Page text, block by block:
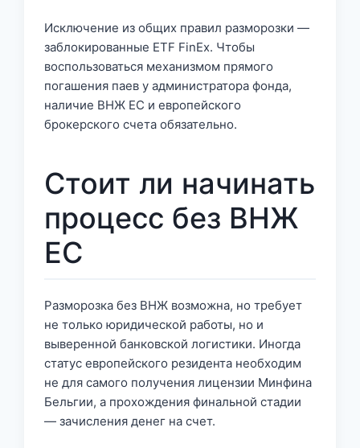
Исключение из общих правил разморозки —
заблокированные ETF FinEx. Чтобы
воспользоваться механизмом прямого
погашения паев у администратора фонда,
наличие ВНЖ ЕС и европейского
брокерского счета обязательно.
Стоит ли начинать
процесс без ВНЖ
ЕС
Разморозка без ВНЖ возможна, но требует
не только юридической работы, но и
выверенной банковской логистики. Иногда
статус европейского резидента необходим
не для самого получения лицензии Минфина
Бельгии, а прохождения финальной стадии
— зачисления денег на счет.